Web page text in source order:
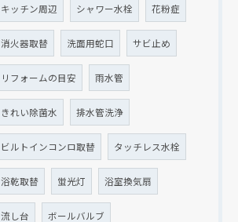
キッチン周辺 シャワー水栓 花粉症
消火器取替 洗面用蛇口 サビ止め
リフォームの目安 雨水管
きれい除菌水 排水管洗浄
ビルトインコンロ取替 タッチレス水栓
浴乾取替 蛍光灯 浴室換気扇
流し台 ボールバルブ